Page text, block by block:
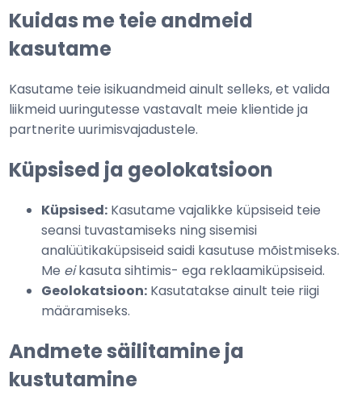
Kuidas me teie andmeid
kasutame
Kasutame teie isikuandmeid ainult selleks, et valida
liikmeid uuringutesse vastavalt meie klientide ja
partnerite uurimisvajadustele.
Küpsised ja geolokatsioon
Küpsised: Kasutame vajalikke küpsiseid teie
seansi tuvastamiseks ning sisemisi
analüütikaküpsiseid saidi kasutuse mõistmiseks.
Me eikasuta sihtimis- ega reklaamiküpsiseid.
Geolokatsioon: Kasutatakse ainult teie riigi
määramiseks.
Andmete säilitamine ja
kustutamine